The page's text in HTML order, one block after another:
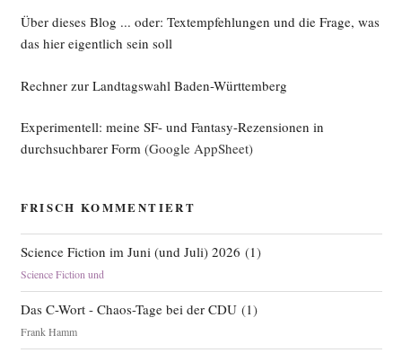
Über dieses Blog ... oder: Textempfehlungen und die Frage, was
das hier eigentlich sein soll
Rechner zur Landtagswahl Baden-Württemberg
Experimentell: meine SF- und Fantasy-Rezensionen in
durchsuchbarer Form(Google AppSheet)
FRISCH KOMMENTIERT
Science Fiction im Juni (und Juli) 2026 (1)
Science Fiction und
Das C-Wort - Chaos-Tage bei der CDU(1)
Frank Hamm